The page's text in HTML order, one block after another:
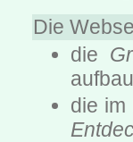
Die
die
die